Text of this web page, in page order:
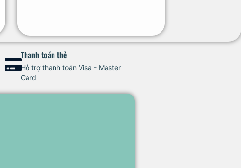
Thanh toán thẻ
Hỗ trợ thanh toán Visa - Master
Card